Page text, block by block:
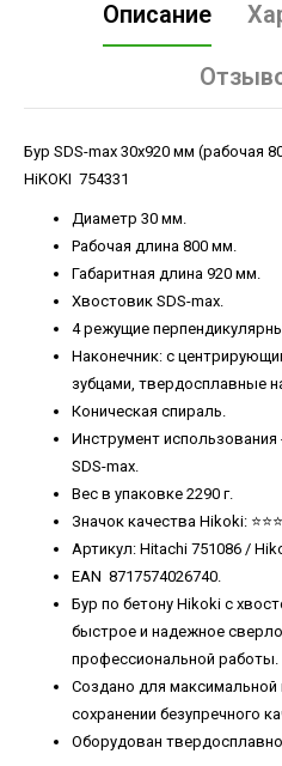
Описание
Бур SDS-max 30х920 мм (рабочая
HiKOKI 754331
Диаметр 30 мм.
Рабочая длина 800 мм.
Габаритная длина 920 мм.
Хвостовик SDS-max.
4 режущие
Наконечник: с
зубцами, твердосплавные
Коническая спираль.
Инструмент
SDS-max.
Вес в упаковке 2290 г.
Значок качества Hikoki:
Артикул: Hitachi 751086 /
EAN 8717574026740.
Бур по бетону Hikoki с
быстрое и надежное
профессиональной работы.
Создано для максимальной
сохранении безупречного
Оборудован